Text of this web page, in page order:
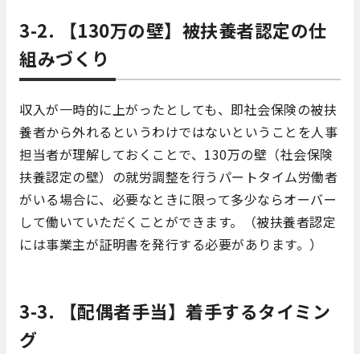
3-2. 【130万の壁】被扶養者認定の仕
組みづくり
収入が一時的に上がったとしても、即社会保険の被扶
養者から外れるというわけではないということを人事
担当者が理解しておくことで、130万の壁（社会保険
扶養認定の壁）の就労調整を行うパートタイム労働者
がいる場合に、必要なときに限って多少ならオーバー
して働いていただくことができます。（被扶養者認定
には事業主が証明書を発行する必要があります。）
3-3. 【配偶者手当】着手するタイミン
グ